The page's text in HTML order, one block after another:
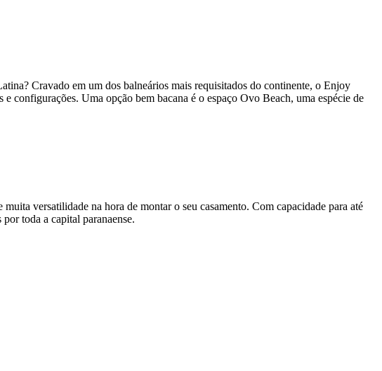
Cravado em um dos balneários mais requisitados do continente, o Enjoy
configurações. Uma opção bem bacana é o espaço Ovo Beach, uma espécie de
versatilidade na hora de montar o seu casamento. Com capacidade para até
por toda a capital paranaense.